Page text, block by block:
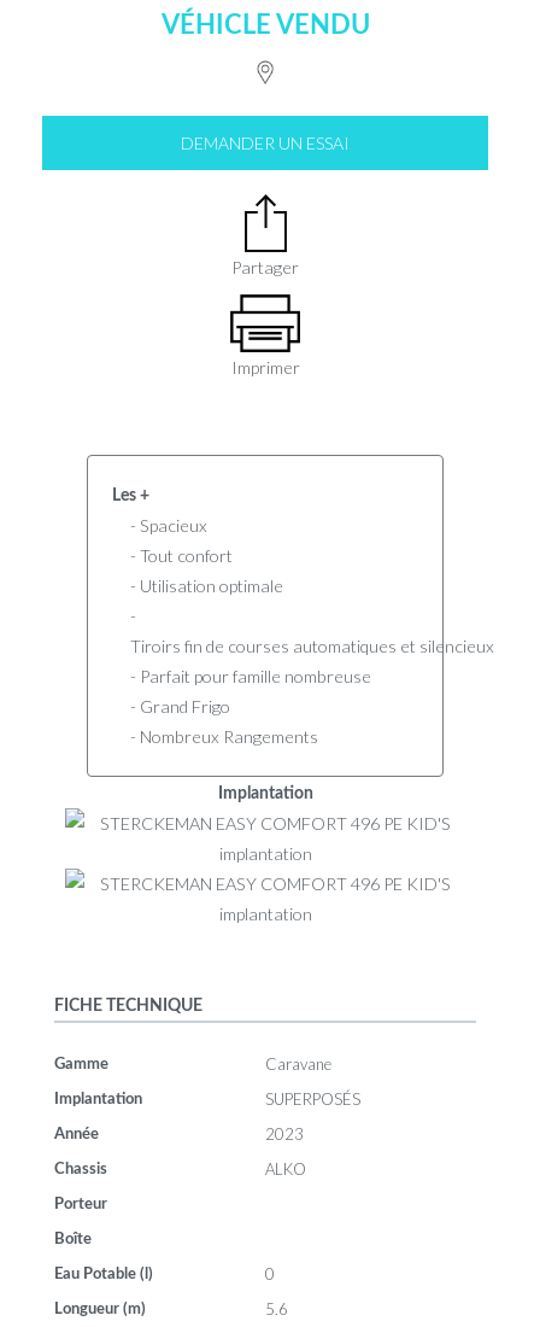
VÉHICLE VENDU
DEMANDER UN ESSAI
Partager
Imprimer
Les +
- Spacieux
- Tout confort
- Utilisation optimale
-
Tiroirs fin de courses automatiques et silencieux
- Parfait pour famille nombreuse
- Grand Frigo
- Nombreux Rangements
Implantation
FICHE TECHNIQUE
Gamme Caravane
Implantation SUPERPOSÉS
Année 2023
Chassis ALKO
Porteur
Boîte
Eau Potable (l) 0
Longueur (m) 5.6